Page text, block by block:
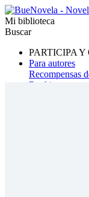
Mi biblioteca
Buscar
PARTICIPA Y
Para autores
Recompensas
Ranking